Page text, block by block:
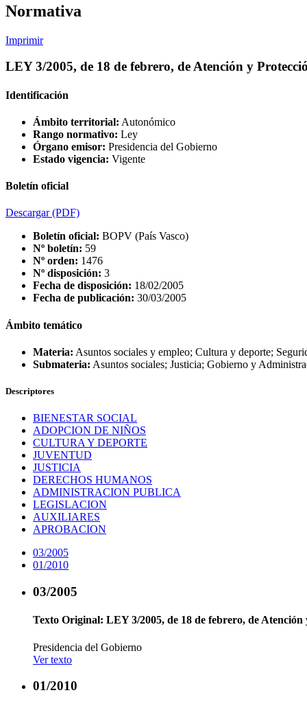
Normativa
Imprimir
LEY 3/2005, de 18 de febrero, de Atención y
Identificación
Ámbito territorial: Autonómico
Rango normativo: Ley
Órgano emisor: Presidencia del Gobierno
Estado vigencia: Vigente
Boletín oficial
Descargar(PDF)
Boletín oficial: BOPV (País Vasco)
Nº boletín: 59
Nº orden: 1476
Nº disposición: 3
Fecha de disposición: 18/02/2005
Fecha de publicación: 30/03/2005
Ámbito temático
Materia: Asuntos sociales y empleo; Cultura y deporte;
Submateria: Asuntos sociales; Justicia; Gobierno y
Descriptores
BIENESTAR SOCIAL
ADOPCION DE NIÑOS
CULTURA Y DEPORTE
JUVENTUD
JUSTICIA
DERECHOS HUMANOS
ADMINISTRACION PUBLICA
LEGISLACION
AUXILIARES
APROBACION
03/2005
01/2010
03/2005
Texto Original: LEY 3/2005, de 18 de febrero, de
Presidencia del Gobierno
Ver texto
01/2010